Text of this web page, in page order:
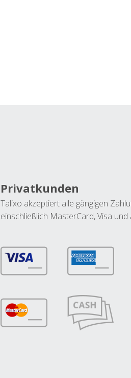
Privatkunden
Talixo akzeptiert alle gängigen
einschließlich MasterCard, Visa und